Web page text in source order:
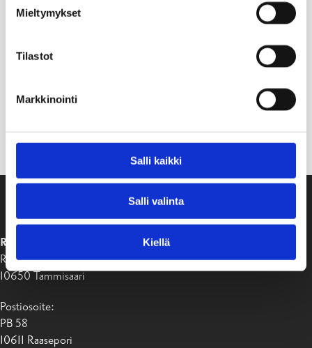
Mieltymykset
Tilastot
Markkinointi
Salli kaikki
Salli valinta
Kiellä
Aikuinen Mustionjoen jokihelmisimpukka eli raakku sekä
kolmen vuoden ikäisiä pikkuraakkuja vuosi istutuksen
jälkeen kesäkuussa 2022. (LUVY / Juha-Pekka Vähä)
RAASEPORIN KAUPUNKI
Raaseporintie 37
10650 Tammisaari
Postiosoite:
PB 58
10611 Raasepori